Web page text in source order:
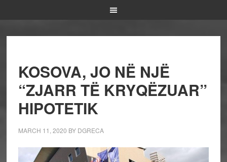
KOSOVA, JO NË NJË
“ZJARR TË KRYQËZUAR”
HIPOTETIK
MARCH 11, 2020 BY DGRECA